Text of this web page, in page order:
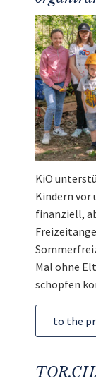
KiO
Kindern vor
finanziell,
Mal ohne
schöpfen
to the